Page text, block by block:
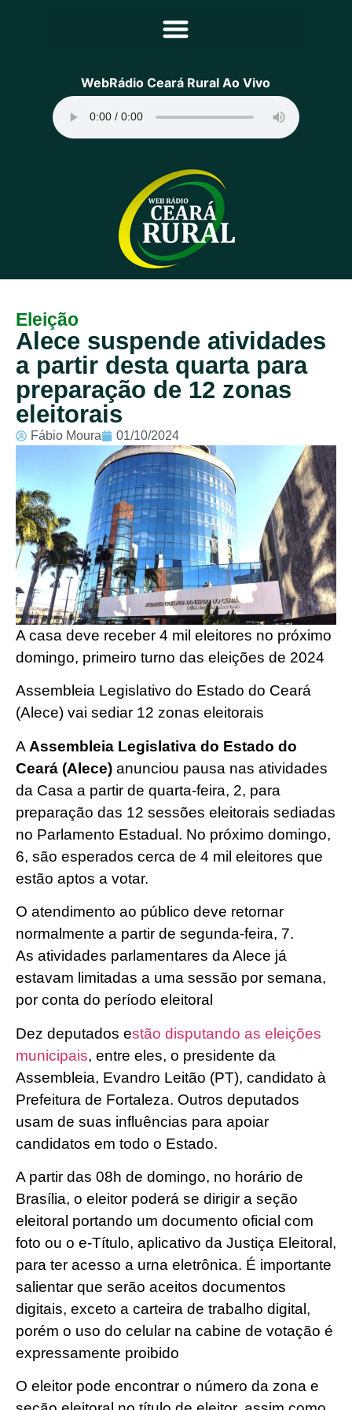
Principal
Programação
Equipe
Contato
Sobre
WebRádio Ceará Rural Ao Vivo
Eleição
Alece suspende atividades
a partir desta quarta para
preparação de 12 zonas
eleitorais
Fábio Moura 01/10/2024
A casa deve receber 4 mil eleitores no próximo
domingo, primeiro turno das eleições de 2024
Assembleia Legislativo do Estado do Ceará
(Alece) vai sediar 12 zonas eleitorais
A Assembleia Legislativa do Estado do
Ceará (Alece) anunciou pausa nas atividades
da Casa a partir de quarta-feira, 2, para
preparação das 12 sessões eleitorais sediadas
no Parlamento Estadual. No próximo domingo,
6, são esperados cerca de 4 mil eleitores que
estão aptos a votar.
O atendimento ao público deve retornar
normalmente a partir de segunda-feira, 7.
As atividades parlamentares da Alece já
estavam limitadas a uma sessão por semana,
por conta do período eleitoral
Dez deputados estão disputando as eleições
municipais, entre eles, o presidente da
Assembleia, Evandro Leitão (PT), candidato à
Prefeitura de Fortaleza. Outros deputados
usam de suas influências para apoiar
candidatos em todo o Estado.
A partir das 08h de domingo, no horário de
Brasília, o eleitor poderá se dirigir a seção
eleitoral portando um documento oficial com
foto ou o e-Título, aplicativo da Justiça Eleitoral,
para ter acesso a urna eletrônica. É importante
salientar que serão aceitos documentos
digitais, exceto a carteira de trabalho digital,
porém o uso do celular na cabine de votação é
expressamente proibido
O eleitor pode encontrar o número da zona e